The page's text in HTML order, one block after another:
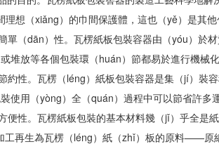
理想（xiǎng）的巾間保護體，這也（yě）是其
（dān）性。瓦楞紙板包裝容器由（yóu）於
堆放等各個包裝環（huán）節都易於進行機械化
約性。瓦楞（léng）紙板包裝容器是集（jí）裝
使用（yòng）全（quán）過程中可以節省許多
性。瓦楞紙板包裝的基本材料幾（jǐ）乎全是
工再生為瓦楞（léng）紙（zhǐ）板的原料——